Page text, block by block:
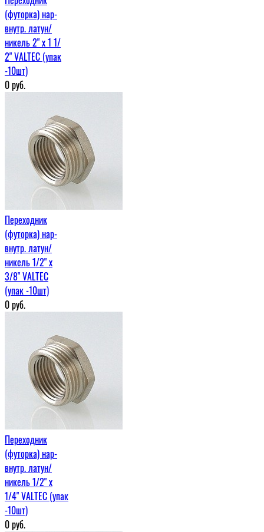
(футорка) нар-
внутр. латун/
никель 2" х 1 1/
2" VALTEC (упак
-10шт)
0руб.
Переходник
(футорка) нар-
внутр. латун/
никель 1/2" х
3/8" VALTEC
(упак -10шт)
0руб.
Переходник
(футорка) нар-
внутр. латун/
никель 1/2" х
1/4" VALTEC (упак
-10шт)
0руб.